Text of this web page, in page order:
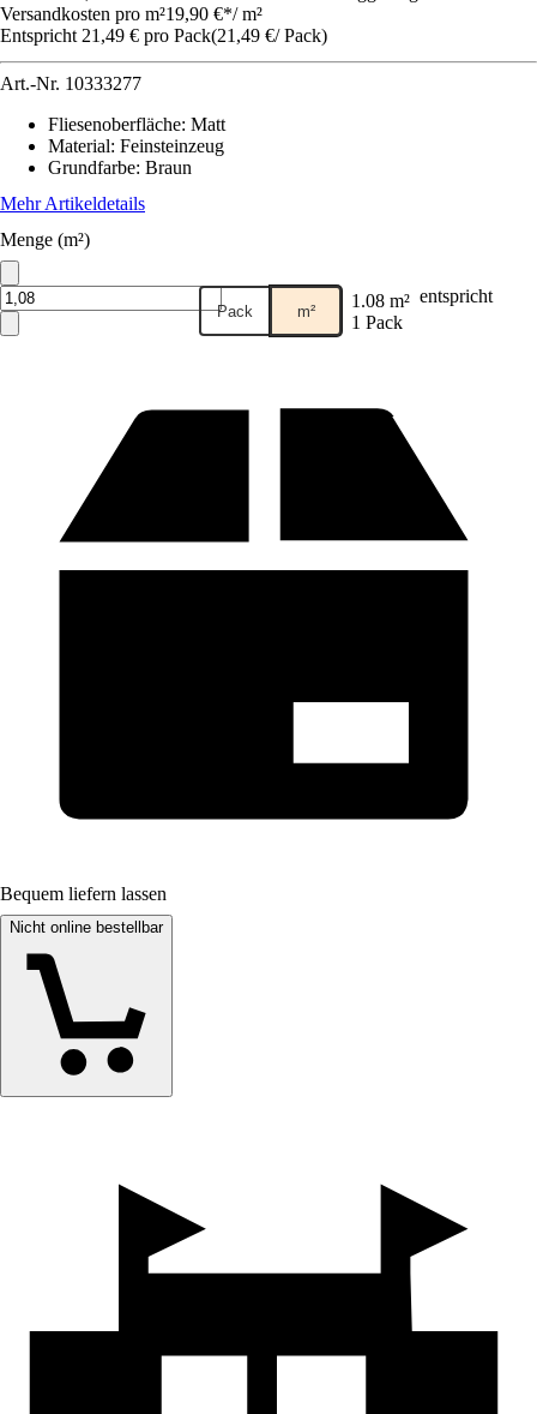
Versandkosten pro m²19,90 €*/ m²
Entspricht 21,49 € pro Pack(21,49 €/ Pack)
Art.-Nr. 10333277
Fliesenoberfläche: Matt
Material: Feinsteinzeug
Grundfarbe: Braun
Mehr Artikeldetails
Menge (m²)
Pack m² 1.08 m² entspricht
1 Pack
Bequem liefern lassen
Nicht online bestellbar